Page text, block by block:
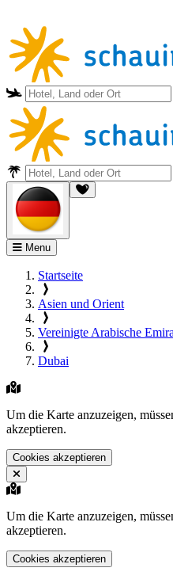
Menu
Startseite
Asien und Orient
Vereinigte Arabische
Dubai
Um die Karte anzuzeigen,
akzeptieren.
Cookies akzeptieren
Um die Karte anzuzeigen,
akzeptieren.
Cookies akzeptieren